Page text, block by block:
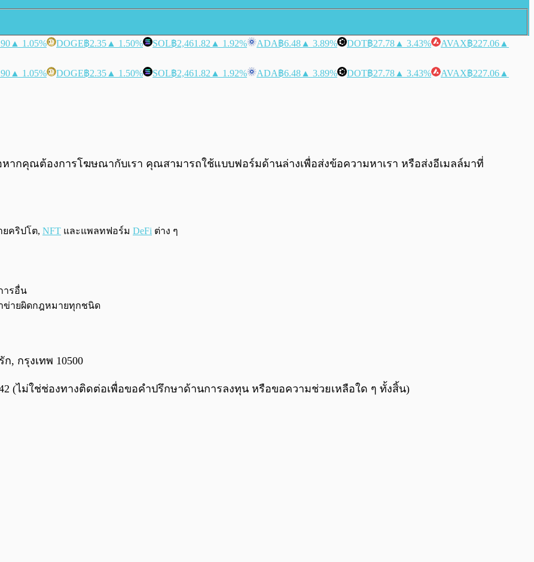
▲ 1.05% DOGE฿2.35 ▲ 1.50% SOL฿2,461.82 ▲ 1.92% ADA฿6.48 ▲ 3.89% DOT฿27.78 ▲ 3.43% AVAX฿227.06 ▲
▲ 1.05% DOGE฿2.35 ▲ 1.50% SOL฿2,461.82 ▲ 1.92% ADA฿6.48 ▲ 3.89% DOT฿27.78 ▲ 3.43% AVAX฿227.06 ▲
ากคุณต้องการโฆษณากับเรา คุณสามารถใช้แบบฟอร์มด้านล่างเพื่อส่งข้อความหาเรา หรือส่งอีเมลล์มาที่
คริปโต, NFT และแพลทฟอร์ม DeFi ต่าง ๆ
ารอื่น
ข่ายผิดกฎหมายทุกชนิด
, กรุงเทพ 10500
(ไม่ใช่ช่องทางติดต่อเพื่อขอคำปรึกษาด้านการลงทุน หรือขอความช่วยเหลือใด ๆ ทั้งสิ้น)